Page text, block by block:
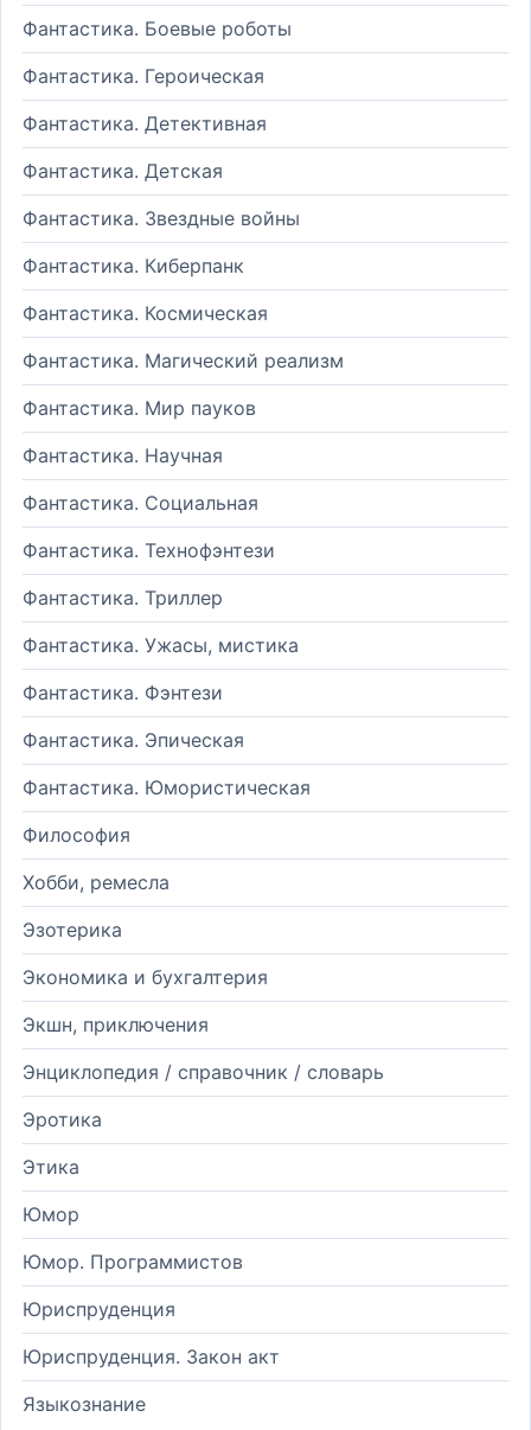
Фантастика. Боевые роботы
Фантастика. Героическая
Фантастика. Детективная
Фантастика. Детская
Фантастика. Звездные войны
Фантастика. Киберпанк
Фантастика. Космическая
Фантастика. Магический реализм
Фантастика. Мир пауков
Фантастика. Научная
Фантастика. Социальная
Фантастика. Технофэнтези
Фантастика. Триллер
Фантастика. Ужасы, мистика
Фантастика. Фэнтези
Фантастика. Эпическая
Фантастика. Юмористическая
Философия
Хобби, ремесла
Эзотерика
Экономика и бухгалтерия
Экшн, приключения
Энциклопедия / справочник / словарь
Эротика
Этика
Юмор
Юмор. Программистов
Юриспруденция
Юриспруденция. Закон акт
Языкознание